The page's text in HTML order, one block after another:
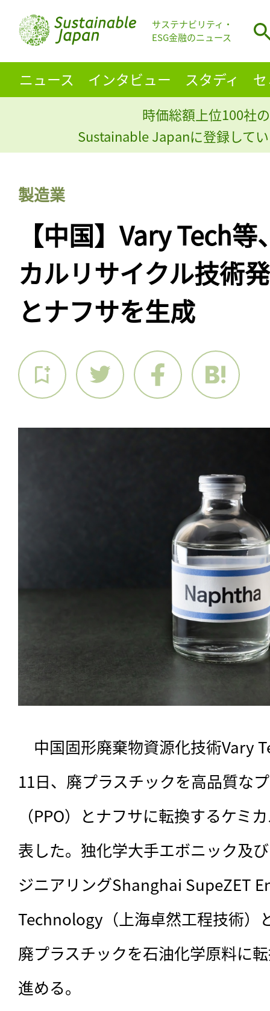
サステナビリティ・
ESG金融のニュース
ニュース インタビュー スタディ
時価総額上位100社
Sustainable Japanに登録して
製造業
【中国】Vary Tech
カルリサイクル技術
とナフサを生成
中国固形廃棄物資源化技術Vary
11日、廃プラスチックを高品質な
（PPO）とナフサに転換するケミ
表した。独化学大手エボニック及
ジニアリングShanghai SupeZET
Technology（上海卓然工程技術）
廃プラスチックを石油化学原料に
進める。